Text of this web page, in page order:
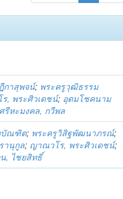
กาสุพจน์; พระครูวุฒิธรรม
, พระศิวเดชน์; อุดมโชคนาม
ศรีหะมงคล, กวีพล
บัณฑิต; พระครูวิสิฐพัฒนาภรณ์;
านุกูล; ญาณวโร, พระศิวเดชน์;
, ไชยสิทธิ์